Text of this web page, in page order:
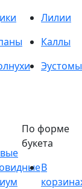
Лилии
Каллы
Эустомы
По форме
букета
В